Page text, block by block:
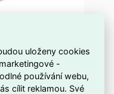
sádrokarton,
2m
uloženy cookies
-
používání webu,
cílit reklamou. Své